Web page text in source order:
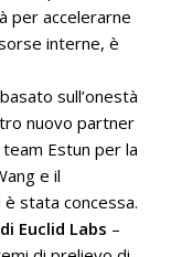
per accelerarne
interne, è
sull’onestà
nuovo partner
Estun per la
e il
stata concessa.
Euclid Labs –